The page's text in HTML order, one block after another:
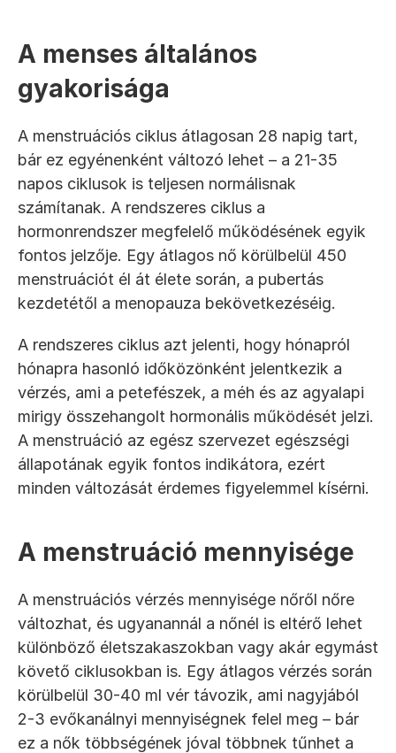
A menses általános
gyakorisága
A menstruációs ciklus átlagosan 28 napig tart,
bár ez egyénenként változó lehet – a 21-35
napos ciklusok is teljesen normálisnak
számítanak. A rendszeres ciklus a
hormonrendszer megfelelő működésének egyik
fontos jelzője. Egy átlagos nő körülbelül 450
menstruációt él át élete során, a pubertás
kezdetétől a menopauza bekövetkezéséig.
A rendszeres ciklus azt jelenti, hogy hónapról
hónapra hasonló időközönként jelentkezik a
vérzés, ami a petefészek, a méh és az agyalapi
mirigy összehangolt hormonális működését jelzi.
A menstruáció az egész szervezet egészségi
állapotának egyik fontos indikátora, ezért
minden változását érdemes figyelemmel kísérni.
A menstruáció mennyisége
A menstruációs vérzés mennyisége nőről nőre
változhat, és ugyanannál a nőnél is eltérő lehet
különböző életszakaszokban vagy akár egymást
követő ciklusokban is. Egy átlagos vérzés során
körülbelül 30-40 ml vér távozik, ami nagyjából
2-3 evőkanálnyi mennyiségnek felel meg – bár
ez a nők többségének jóval többnek tűnhet a